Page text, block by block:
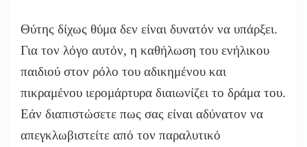
Θύτης δίχως θύμα δεν είναι δυνατόν να υπάρξει.
Για τον λόγο αυτόν, η καθήλωση του ενήλικου
παιδιού στον ρόλο του αδικημένου και
πικραμένου ιερομάρτυρα διαιωνίζει το δράμα του.
Εάν διαπιστώσετε πως σας είναι αδύνατον να
απεγκλωβιστείτε από τον παραλυτικό